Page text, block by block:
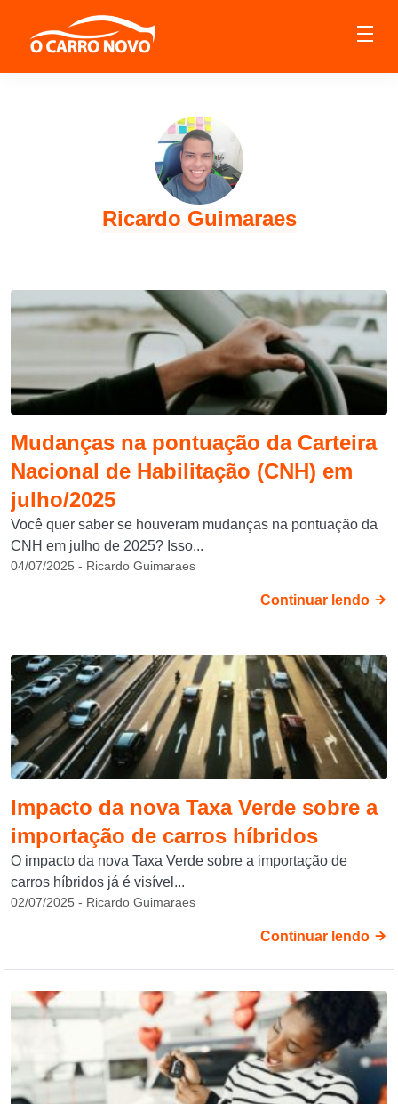
Ricardo Guimaraes
Mudanças na pontuação da Carteira
Nacional de Habilitação (CNH) em
julho/2025
Você quer saber se houveram mudanças na pontuação da
CNH em julho de 2025? Isso...
04/07/2025 - Ricardo Guimaraes
Continuar lendo
Impacto da nova Taxa Verde sobre a
importação de carros híbridos
O impacto da nova Taxa Verde sobre a importação de
carros híbridos já é visível...
02/07/2025 - Ricardo Guimaraes
Continuar lendo